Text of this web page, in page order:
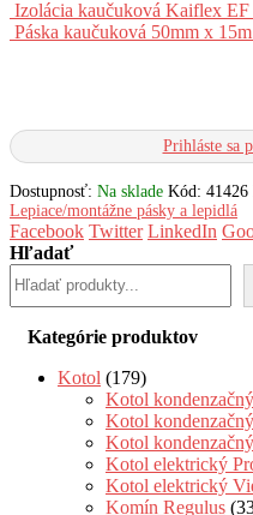
Izolácia kaučuková Kaiflex
Páska kaučuková 50mm x
Prihláste sa
Dostupnosť: Na sklade Kód: 41426
Lepiace/montážne pásky a lepidlá
Facebook Twitter LinkedIn
Hľadať
Kategórie produktov
Kotol (179)
Kotol
Kotol
Kotol
Kotol elektrický
Kotol elektrický
Komín Regulus